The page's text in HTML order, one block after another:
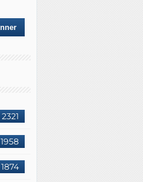
2321
1958
1874